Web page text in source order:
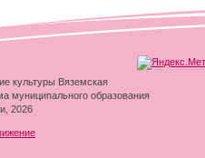
культуры Вяземская
муниципального образования
2026